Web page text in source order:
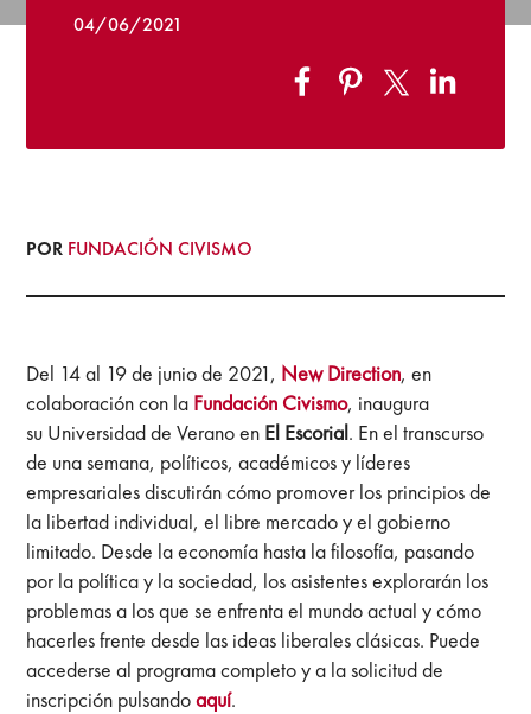
04/06/2021
POR FUNDACIÓN CIVISMO
Del 14 al 19 de junio de 2021, New Direction, en
colaboración con la Fundación Civismo, inaugura
su Universidad de Verano en El Escorial. En el transcurso
de una semana, políticos, académicos y líderes
empresariales discutirán cómo promover los principios de
la libertad individual, el libre mercado y el gobierno
limitado. Desde la economía hasta la filosofía, pasando
por la política y la sociedad, los asistentes explorarán los
problemas a los que se enfrenta el mundo actual y cómo
hacerles frente desde las ideas liberales clásicas. Puede
accederse al programa completo y a la solicitud de
inscripción pulsandoaquí.